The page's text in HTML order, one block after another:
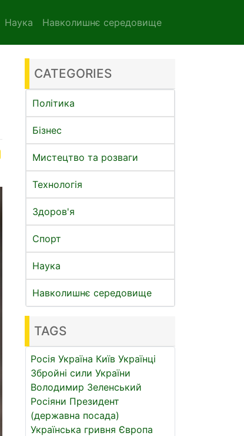
Наука Навколишнє середовище
CATEGORIES
Політика
Бізнес
Мистецтво та розваги
Технологія
Здоров'я
Спорт
Наука
Навколишнє середовище
TAGS
Росія Україна Київ Українці
Збройні сили України
Володимир Зеленський
Росіяни Президент
(державна посада)
Українська гривня Європа